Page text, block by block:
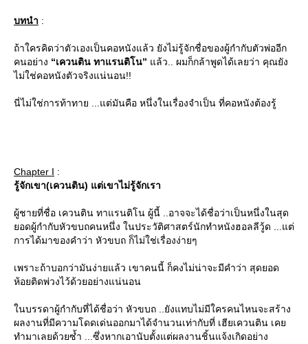
บทนำ :
ถ้าใครคิดว่าตัวเองเป็นคอหนังแล้ว ยังไม่รู้จักชื่อของผู้กำกับตัวพ่ออีก
คนอย่าง “เควนติน ทาแรนติโน” ล้ว.. ผมก็กล้าพูดได้เลยว่า คุณยัง
ไม่ใช่คอหนังตัวจริงแน่นอน!!
นี่ไม่ใช่การท้าทาย ...แต่มันคือ หนึ่งในเรื่องจำเป็น ที่คอหนังต้องรู้
Chapter I :
รู้จักเขา(เควนติน) แต่เขาไม่รู้จักเรา
ผู้ชายที่ชื่อ เควนติน ทาแรนติโน ผู้นี้ ..อาจจะได้ชื่อว่าเป็นหนึ่งในสุด
อดผู้กำกับหัวขบถคนหนึ่ง ในประวัติศาสตร์นักทำหนังฮอลลีวู้ด ...แต่
การได้มาของคำว่า หัวขบถ ก็ไม่ใช่เรื่องง่ายๆ
เพราะถ้าบอกว่ามันง่ายแล้ว เขาคนนี้ ก็คงไม่น่าจะมีคำว่า สุดยอด
ห้อยติดพ่วงไว้ด้วยอย่างแน่นอน
นบรรดาผู้กำกับที่ได้ชื่อว่า หัวขบถ ..ยังแทบไม่มีใครคนไหนจะสร้าง
ผลงานที่มีความโดดเด่นออกมาได้จำนวนเท่ากับที่ เฮียเควนติน เค
ทำมาเลยด้วยซ้ำ ...ซึ่งหากเอานับตั้งแต่ผลงานชิ้นแจ้งเกิดอย่าง